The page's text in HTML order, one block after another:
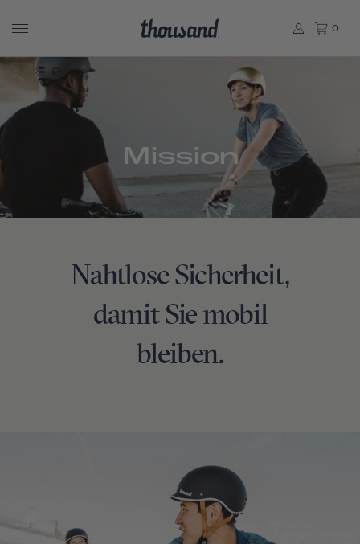
0
Mission
Nahtlose Sicherheit,
damit Sie mobil
bleiben.